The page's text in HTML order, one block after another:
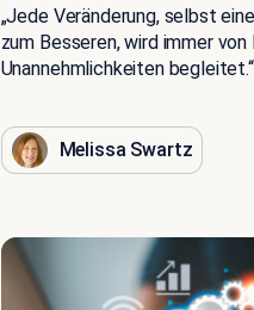
„Jede Veränderung, selbst
zum Besseren, wird immer
Unannehmlichkeiten begleitet.“
Melissa Swartz